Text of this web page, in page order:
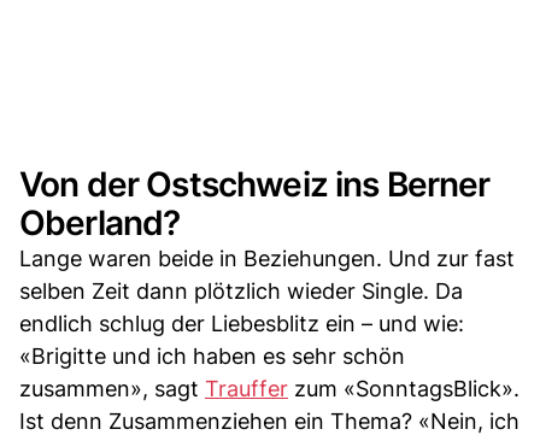
Von der Ostschweiz ins Berner
Oberland?
Lange waren beide in Beziehungen. Und zur fast
selben Zeit dann plötzlich wieder Single. Da
endlich schlug der Liebesblitz ein – und wie:
«Brigitte und ich haben es sehr schön
zusammen», sagt Trauffer zum «SonntagsBlick».
Ist denn Zusammenziehen ein Thema? «Nein, ich